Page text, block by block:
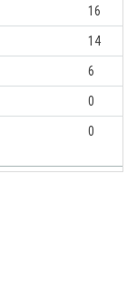
16
14
6
0
0